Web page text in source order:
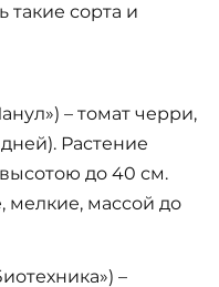
сорта и
– томат черри,
Растение
до 40 см.
мелкие, массой до
–